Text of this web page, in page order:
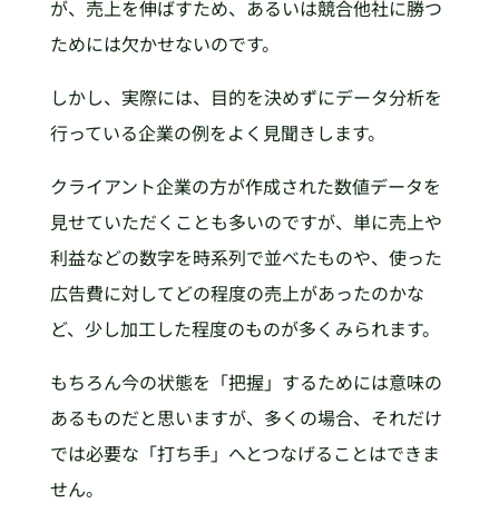
が、売上を伸ばすため、あるいは競合他社に勝つ
ためには欠かせないのです。
しかし、実際には、目的を決めずにデータ分析を
行っている企業の例をよく見聞きします。
クライアント企業の方が作成された数値データを
見せていただくことも多いのですが、単に売上や
利益などの数字を時系列で並べたものや、使った
広告費に対してどの程度の売上があったのかな
ど、少し加工した程度のものが多くみられます。
もちろん今の状態を「把握」するためには意味の
あるものだと思いますが、多くの場合、それだけ
では必要な「打ち手」へとつなげることはできま
せん。